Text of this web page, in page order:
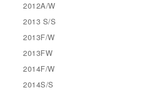
2012A/W
2013 S/S
2013F/W
2013FW
2014F/W
2014S/S